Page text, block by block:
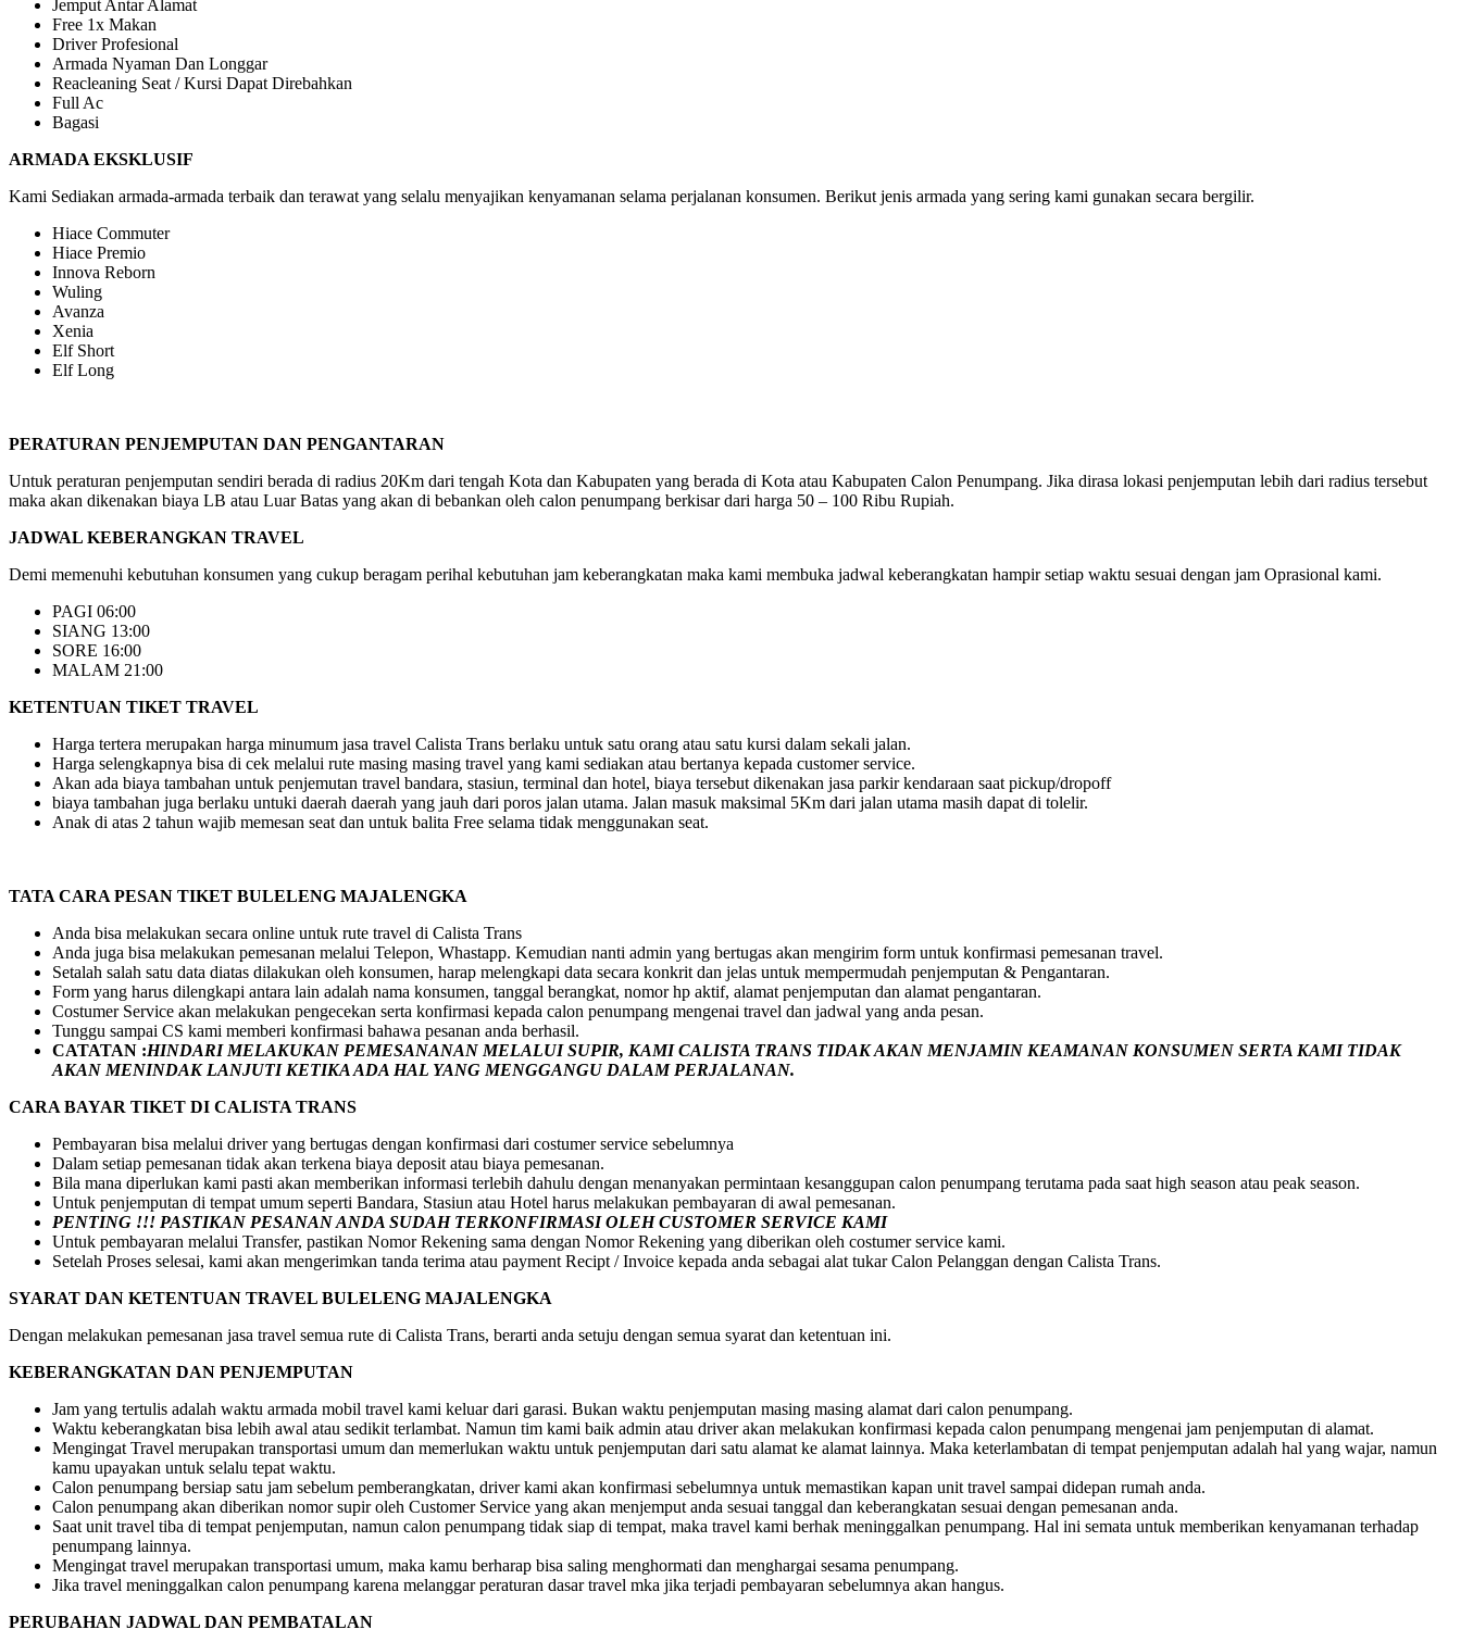
Jemput Antar Alamat
Free 1x Makan
Driver Profesional
Armada Nyaman Dan Longgar
Reacleaning Seat / Kursi Dapat Direbahkan
Full Ac
Bagasi
ARMADA EKSKLUSIF
Kami Sediakan armada-armada terbaik dan terawat yang selalu menyajikan kenyamanan selama perjalanan konsumen. Berikut jenis armada yang sering kami gunakan secara bergilir.
Hiace Commuter
Hiace Premio
Innova Reborn
Wuling
Avanza
Xenia
Elf Short
Elf Long
PERATURAN PENJEMPUTAN DAN PENGANTARAN
Untuk peraturan penjemputan sendiri berada di radius 20Km dari tengah Kota dan Kabupaten yang berada di Kota atau Kabupaten Calon Penumpang. Jika dirasa lokasi penjemputan lebih dari radius tersebut
maka akan dikenakan biaya LB atau Luar Batas yang akan di bebankan oleh calon penumpang berkisar dari harga 50 – 100 Ribu Rupiah.
JADWAL KEBERANGKAN TRAVEL
Demi memenuhi kebutuhan konsumen yang cukup beragam perihal kebutuhan jam keberangkatan maka kami membuka jadwal keberangkatan hampir setiap waktu sesuai dengan jam Oprasional kami.
PAGI 06:00
SIANG 13:00
SORE 16:00
MALAM 21:00
KETENTUAN TIKET TRAVEL
Harga tertera merupakan harga minumum jasa travel Calista Trans berlaku untuk satu orang atau satu kursi dalam sekali jalan.
Harga selengkapnya bisa di cek melalui rute masing masing travel yang kami sediakan atau bertanya kepada customer service.
Akan ada biaya tambahan untuk penjemutan travel bandara, stasiun, terminal dan hotel, biaya tersebut dikenakan jasa parkir kendaraan saat pickup/dropoff
biaya tambahan juga berlaku untuki daerah daerah yang jauh dari poros jalan utama. Jalan masuk maksimal 5Km dari jalan utama masih dapat di tolelir.
Anak di atas 2 tahun wajib memesan seat dan untuk balita Free selama tidak menggunakan seat.
TATA CARA PESAN TIKET BULELENG MAJALENGKA
Anda bisa melakukan secara online untuk rute travel di Calista Trans
Anda juga bisa melakukan pemesanan melalui Telepon, Whastapp. Kemudian nanti admin yang bertugas akan mengirim form untuk konfirmasi pemesanan travel.
Setalah salah satu data diatas dilakukan oleh konsumen, harap melengkapi data secara konkrit dan jelas untuk mempermudah penjemputan & Pengantaran.
Form yang harus dilengkapi antara lain adalah nama konsumen, tanggal berangkat, nomor hp aktif, alamat penjemputan dan alamat pengantaran.
Costumer Service akan melakukan pengecekan serta konfirmasi kepada calon penumpang mengenai travel dan jadwal yang anda pesan.
Tunggu sampai CS kami memberi konfirmasi bahawa pesanan anda berhasil.
CATATAN :HINDARI MELAKUKAN PEMESANANAN MELALUI SUPIR, KAMICALISTA TRANS TIDAK AKAN MENJAMIN KEAMANAN KONSUMEN SERTA KAMI TIDAK
AKAN MENINDAK LANJUTI KETIKA ADA HAL YANG MENGGANGU DALAM PERJALANAN.
CARA BAYAR TIKET DI CALISTA TRANS
Pembayaran bisa melalui driver yang bertugas dengan konfirmasi dari costumer service sebelumnya
Dalam setiap pemesanan tidak akan terkena biaya deposit atau biaya pemesanan.
Bila mana diperlukan kami pasti akan memberikan informasi terlebih dahulu dengan menanyakan permintaan kesanggupan calon penumpang terutama pada saat high season atau peak season.
Untuk penjemputan di tempat umum seperti Bandara, Stasiun atau Hotel harus melakukan pembayaran di awal pemesanan.
PENTING !!! PASTIKAN PESANAN ANDA SUDAH TERKONFIRMASI OLEH CUSTOMER SERVICE KAMI
Untuk pembayaran melalui Transfer, pastikan Nomor Rekening sama dengan Nomor Rekening yang diberikan oleh costumer service kami.
Setelah Proses selesai, kami akan mengerimkan tanda terima atau payment Recipt / Invoice kepada anda sebagai alat tukar Calon Pelanggan dengan Calista Trans.
SYARAT DAN KETENTUAN TRAVEL BULELENG MAJALENGKA
Dengan melakukan pemesanan jasa travel semua rute di Calista Trans, berarti anda setuju dengan semua syarat dan ketentuan ini.
KEBERANGKATAN DAN PENJEMPUTAN
Jam yang tertulis adalah waktu armada mobil travel kami keluar dari garasi. Bukan waktu penjemputan masing masing alamat dari calon penumpang.
Waktu keberangkatan bisa lebih awal atau sedikit terlambat. Namun tim kami baik admin atau driver akan melakukan konfirmasi kepada calon penumpang mengenai jam penjemputan di alamat.
Mengingat Travel merupakan transportasi umum dan memerlukan waktu untuk penjemputan dari satu alamat ke alamat lainnya. Maka keterlambatan di tempat penjemputan adalah hal yang wajar, namun
kamu upayakan untuk selalu tepat waktu.
Calon penumpang bersiap satu jam sebelum pemberangkatan, driver kami akan konfirmasi sebelumnya untuk memastikan kapan unit travel sampai didepan rumah anda.
Calon penumpang akan diberikan nomor supir oleh Customer Service yang akan menjemput anda sesuai tanggal dan keberangkatan sesuai dengan pemesanan anda.
Saat unit travel tiba di tempat penjemputan, namun calon penumpang tidak siap di tempat, maka travel kami berhak meninggalkan penumpang. Hal ini semata untuk memberikan kenyamanan terhadap
penumpang lainnya.
Mengingat travel merupakan transportasi umum, maka kamu berharap bisa saling menghormati dan menghargai sesama penumpang.
Jika travel meninggalkan calon penumpang karena melanggar peraturan dasar travel mka jika terjadi pembayaran sebelumnya akan hangus.
PERUBAHAN JADWAL DAN PEMBATALAN